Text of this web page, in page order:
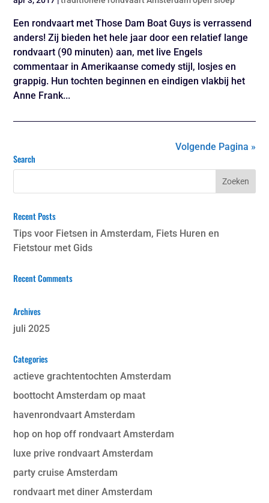
Een rondvaart met Those Dam Boat Guys is verrassend
anders! Zij bieden het hele jaar door een relatief lange
rondvaart (90 minuten) aan, met live Engels
commentaar in Amerikaanse comedy stijl, losjes en
grappig. Hun tochten beginnen en eindigen vlakbij het
Anne Frank...
Volgende Pagina »
Search
Recent Posts
Tips voor Fietsen in Amsterdam, Fiets Huren en
Fietstour met Gids
Recent Comments
Archives
juli 2025
Categories
actieve grachtentochten Amsterdam
boottocht Amsterdam op maat
havenrondvaart Amsterdam
hop on hop off rondvaart Amsterdam
luxe prive rondvaart Amsterdam
party cruise Amsterdam
rondvaart met diner Amsterdam